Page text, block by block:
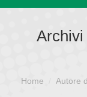
Archivi
Sei qui:
Home Autore